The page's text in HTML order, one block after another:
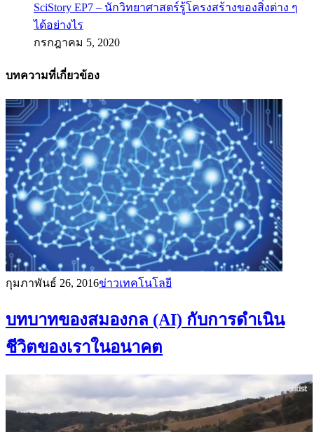
SciStory EP7 – นักวิทยาศาสตร์รู้โครงสร้างของสิ่งต่าง ๆ
ได้อย่างไร
กรกฎาคม 5, 2020
บทความที่เกี่ยวข้อง
กุมภาพันธ์ 26, 2016ข่าวเทคโนโลยี
บทบาทของสมองกล (AI) กับการดำเนิน
ชีวิตของเราในอนาคต